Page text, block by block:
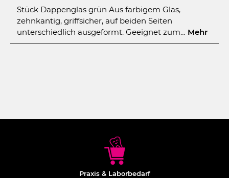
Stück Dappenglas grün Aus farbigem Glas,
zehnkantig, griffsicher, auf beiden Seiten
unterschiedlich ausgeformt. Geeignet zum… Mehr
Praxis & Laborbedarf